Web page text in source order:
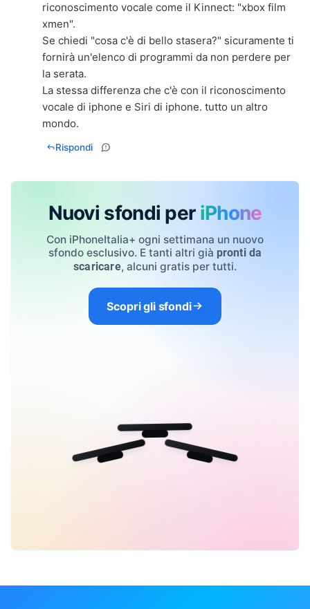
riconoscimento vocale come il Kinnect: "xbox film
xmen".
Se chiedi "cosa c'è di bello stasera?" sicuramente ti
fornirà un'elenco di programmi da non perdere per
la serata.
La stessa differenza che c'è con il riconoscimento
vocale di iphone e Siri di iphone. tutto un altro
mondo.
Rispondi
Nuovi sfondi per iPhone
Con iPhoneItalia+ ogni settimana un nuovo
sfondo esclusivo. E tanti altri già pronti da
scaricare, alcuni gratis per tutti.
Scopri gli sfondi